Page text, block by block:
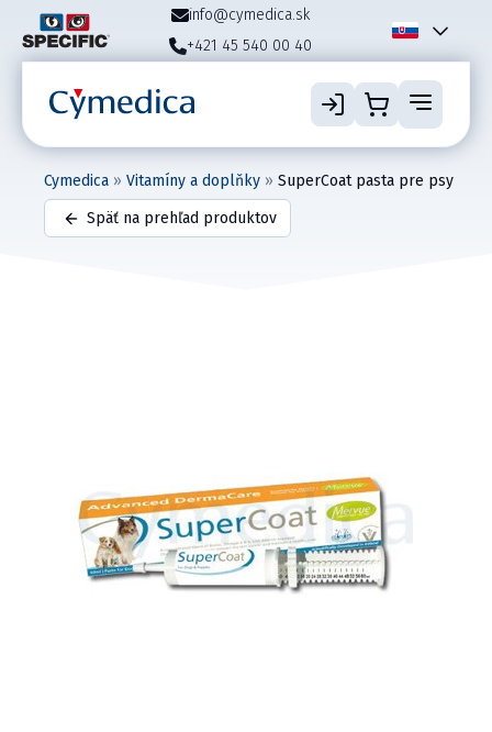
info@cymedica.sk
+421 45 540 00 40
Cymedica » Vitamíny a doplňky » SuperCoat pasta pre psy
Späť na prehľad produktov